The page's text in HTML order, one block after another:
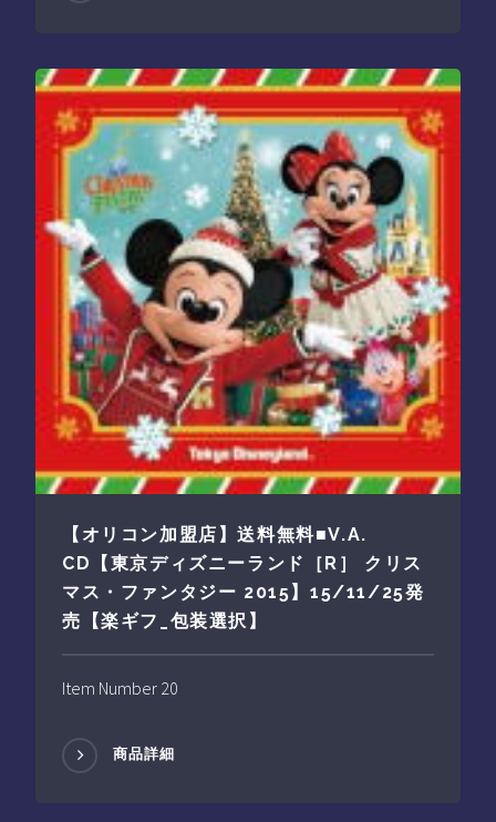
【オリコン加盟店】送料無料■V.A.
CD【東京ディズニーランド［R］ クリス
マス・ファンタジー 2015】15/11/25発
売【楽ギフ_包装選択】
Item Number 20
商品詳細